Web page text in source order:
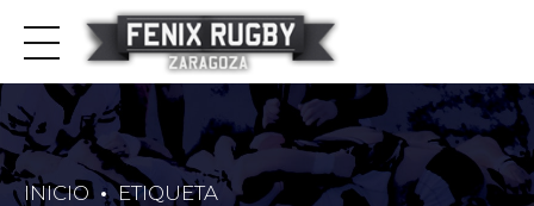
INICIO ETIQUETA